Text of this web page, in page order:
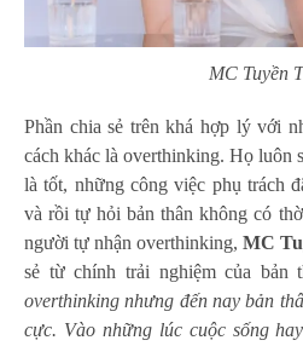
MC Tuyền
Phần chia sẻ trên khá hợp lý với
cách khác là overthinking. Họ luôn
là tốt, những công việc phụ trách
và rồi tự hỏi bản thân không có
người tự nhận overthinking, MC
sẻ từ chính trải nghiệm của bản
overthinking nhưng đến nay bản
cực. Vào những lúc cuộc sống